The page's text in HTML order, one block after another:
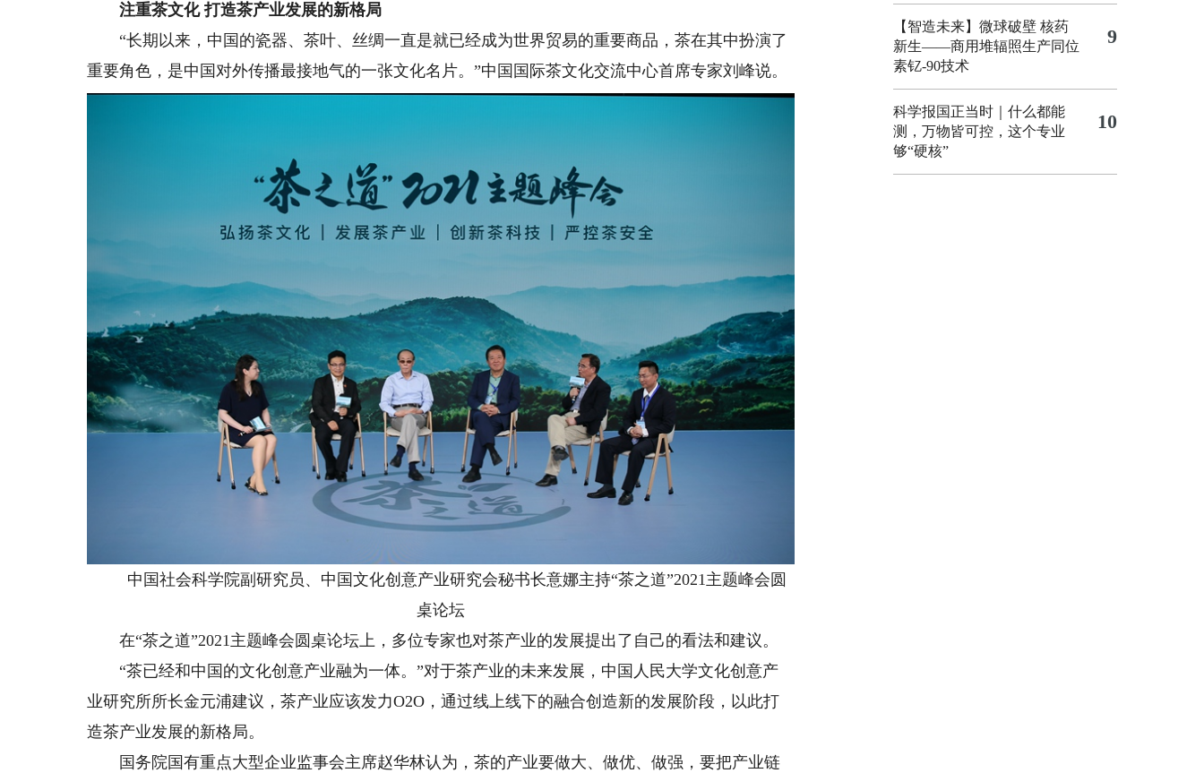
注重茶文化 打造茶产业发展的新格局
“长期以来，中国的瓷器、茶叶、丝绸一直是就已经成为世界贸易的重要商品，茶在其中扮演了
重要角色，是中国对外传播最接地气的一张文化名片。”中国国际茶文化交流中心首席专家刘峰说。
中国社会科学院副研究员、中国文化创意产业研究会秘书长意娜主持“茶之道”2021主题峰会圆
桌论坛
在“茶之道”2021主题峰会圆桌论坛上，多位专家也对茶产业的发展提出了自己的看法和建议。
“茶已经和中国的文化创意产业融为一体。”对于茶产业的未来发展，中国人民大学文化创意产
业研究所所长金元浦建议，茶产业应该发力O2O，通过线上线下的融合创造新的发展阶段，以此打
造茶产业发展的新格局。
国务院国有重点大型企业监事会主席赵华林认为，茶的产业要做大、做优、做强，要把产业链
【智造未来】微球破壁 核药
新生——商用堆辐照生产同位
素钇-90技术
9
科学报国正当时｜什么都能
测，万物皆可控，这个专业
够“硬核”
10